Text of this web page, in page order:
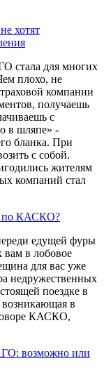
хотят
стала для многих
плохо, не
компании
получаешь
с
в шляпе» -
бланка. При
с собой.
жителям
компаний стал
по КАСКО?
едущей фуры
в лобовое
для вас уже
недружественных
поездке в
в
КАСКО,
возможно или